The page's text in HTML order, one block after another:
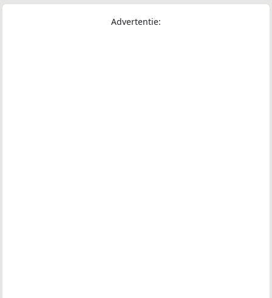
Advertentie: